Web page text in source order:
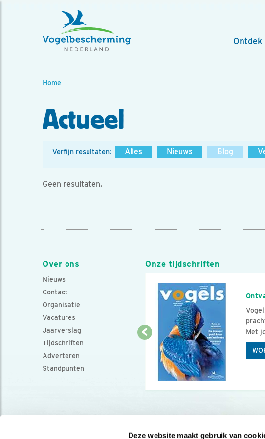
Deze website maakt gebruik van
Ontdek
Home
Actueel
Verfijn resultaten: Alles Nieuws Blog
Geen resultaten.
Over ons
Nieuws
Contact
Organisatie
Vacatures
Jaarverslag
Tijdschriften
Adverteren
Standpunten
Onze tijdschriften
Met